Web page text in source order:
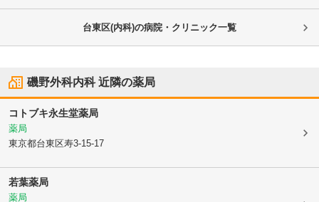
台東区(内科)の病院・クリニック一覧
磯野外科内科近隣の薬局
コトブキ永生堂薬局
薬局
東京都台東区寿3-15-17
若葉薬局
薬局